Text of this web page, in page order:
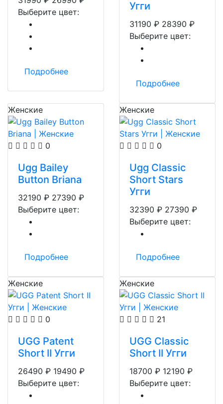
Выберите цвет:
Подробнее
Угги
31190 ₽ 28390 ₽
Выберите цвет:
Подробнее
Женские
0
Ugg Bailey
Button Briana
32190 ₽ 27390 ₽
Выберите цвет:
Подробнее
Женские
0
Ugg Classic
Short Stars
Угги
32390 ₽ 27390 ₽
Выберите цвет:
Подробнее
Женские
0
UGG Patent
Short II Угги
26490 ₽ 19490 ₽
Выберите цвет:
Женские
21
UGG Classic
Short II Угги
18700 ₽ 12190 ₽
Выберите цвет: